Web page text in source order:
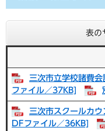
表の
三次市立学校諸費
ファイル／37KB]
三次市スクールカ
DFファイル／36KB]